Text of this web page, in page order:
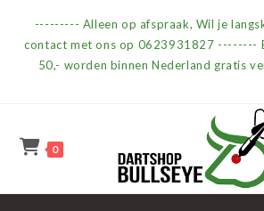
--------- Alleen op afspraak, Wil je
contact met ons op 0623931827 --------
50,- worden binnen Nederland gratis
0